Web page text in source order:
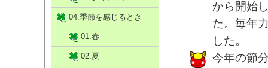
から開始
た。毎年
した。
今年の節
04.季節を感じるとき
01.春
02.夏